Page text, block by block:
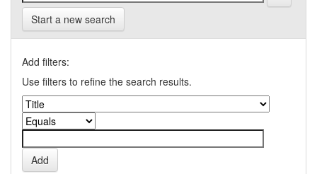
Start a new search
Add filters:
Use filters to refine the search results.